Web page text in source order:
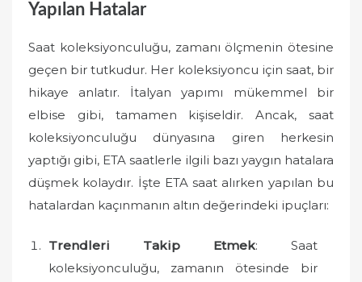
Yapılan Hatalar
Saat koleksiyonculuğu, zamanı ölçmenin ötesine
geçen bir tutkudur. Her koleksiyoncu için saat, bir
hikaye anlatır. İtalyan yapımı mükemmel bir
elbise gibi, tamamen kişiseldir. Ancak, saat
koleksiyonculuğu dünyasına giren herkesin
yaptığı gibi, ETA saatlerle ilgili bazı yaygın hatalara
düşmek kolaydır. İşte ETA saat alırken yapılan bu
hatalardan kaçınmanın altın değerindeki ipuçları:
Trendleri Takip Etmek: Saat
koleksiyonculuğu, zamanın ötesinde bir